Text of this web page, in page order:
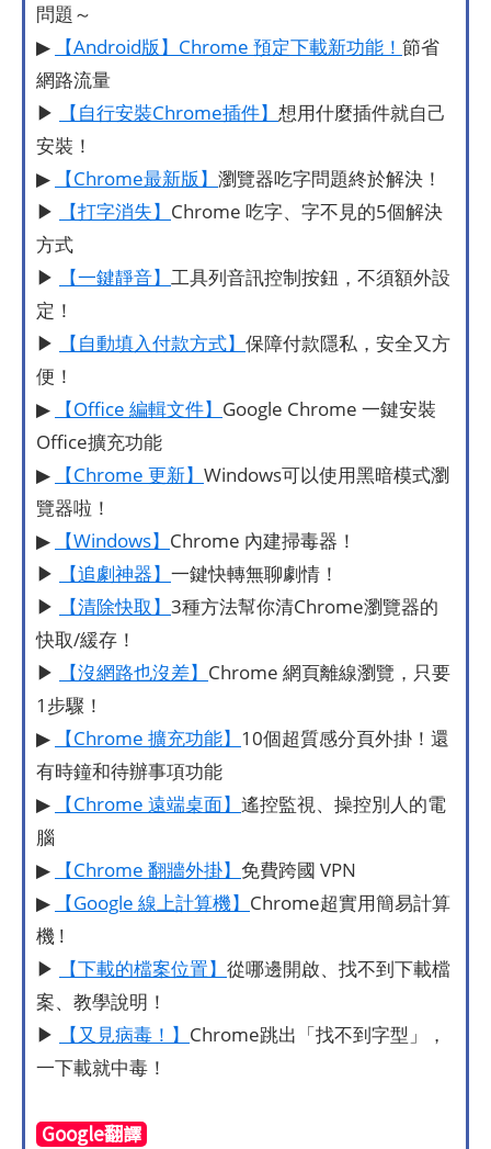
問題～
▶
【Android版】Chrome 預定下載新功能！ 節省
網路流量
▶
【自行安裝Chrome插件】 想用什麼插件就自己
安裝！
▶
【Chrome最新版】 瀏覽器吃字問題終於解決！
▶
【打字消失】 Chrome 吃字、字不見的5個解決
方式
▶
【一鍵靜音】 工具列音訊控制按鈕，不須額外設
定！
▶
【自動填入付款方式】 保障付款隱私，安全又方
便！
▶
【Office 編輯文件】 Google Chrome 一鍵安裝
Office擴充功能
▶
【Chrome 更新】 Windows可以使用黑暗模式瀏
覽器啦！
▶
【Windows】 Chrome 內建掃毒器！
▶
【追劇神器】 一鍵快轉無聊劇情！
▶
【清除快取】 3種方法幫你清Chrome瀏覽器的
快取/緩存！
▶
【沒網路也沒差】 Chrome 網頁離線瀏覽，只要
1步驟！
▶
【Chrome 擴充功能】 10個超質感分頁外掛！還
有時鐘和待辦事項功能
▶
【Chrome 遠端桌面】 遙控監視、操控別人的電
腦
▶
【Chrome 翻牆外掛】 免費跨國 VPN
▶
【Google 線上計算機】 Chrome超實用簡易計算
機 !
▶
【下載的檔案位置】 從哪邊開啟、找不到下載檔
案、教學說明！
▶
【又見病毒！】 Chrome跳出「找不到字型」，
一下載就中毒！
Google翻譯